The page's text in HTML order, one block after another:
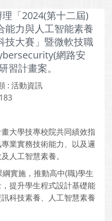
「2024(第十二屆)
能力與人工智能素養
技大賽」暨微軟技職
網路安
習計畫案。
: 活動資訊
大學技專校院共同績效指
業實務技術能力、以及邏
人工智慧素養。
實施，推動高中(職)學生
提升學生程式設計基礎能
科技素養、人工智慧素養